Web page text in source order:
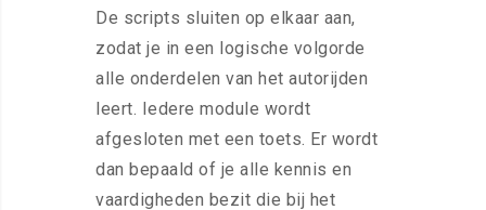
De scripts sluiten op elkaar aan,
zodat je in een logische volgorde
alle onderdelen van het autorijden
leert. Iedere module wordt
afgesloten met een toets. Er wordt
dan bepaald of je alle kennis en
vaardigheden bezit die bij het